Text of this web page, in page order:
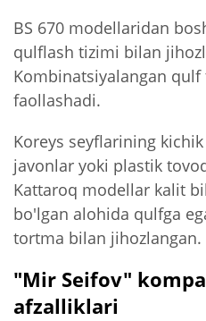
BS 670 modellaridan
qulflash tizimi bilan
Kombinatsiyalangan
faollashadi.
Koreys seyflarining
javonlar yoki plastik
Kattaroq modellar kalit
bo'lgan alohida qulfga
tortma bilan jihozlangan.
"Mir Seifov"
afzalliklari